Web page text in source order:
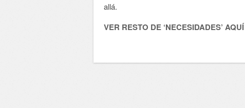
allá.
VER RESTO DE ‘NECESIDADES’ AQUÍ